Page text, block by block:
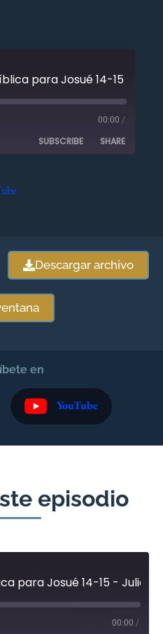
para Josué 14-15 - Julio
00:00 /
SUBSCRIBE SHARE
Descargar archivo
en
YouTube
episodio
para Josué 14-15 - Julio 11
00:00 /